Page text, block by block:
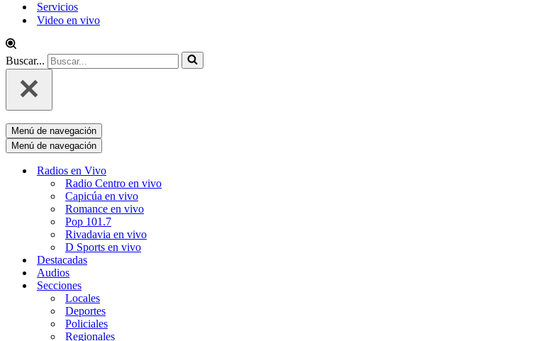
Servicios
Video en vivo
Buscar...
Menú de navegación
Menú de navegación
Radios en Vivo
Radio Centro en vivo
Capicúa en vivo
Romance en vivo
Pop 101.7
Rivadavia en vivo
D Sports en vivo
Destacadas
Audios
Secciones
Locales
Deportes
Policiales
Regionales